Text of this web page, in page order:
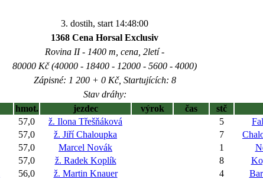
3. dostih, start 14:48:00
1368 Cena Horsal Exclusiv
Rovina II - 1400 m, cena, 2letí -
80000 Kč (40000 - 18400 - 12000 - 5600 - 4000)
Zápisné: 1 200 + 0 Kč, Startujících: 8
Stav dráhy:
hmot. jezdec výrok čas stč
57,0 ž. Ilona Třešňáková 5
57,0 ž. Jiří Chaloupka 7
57,0 Marcel Novák 1
57,0 ž. Radek Koplík 8
56,0 ž. Martin Knauer 4